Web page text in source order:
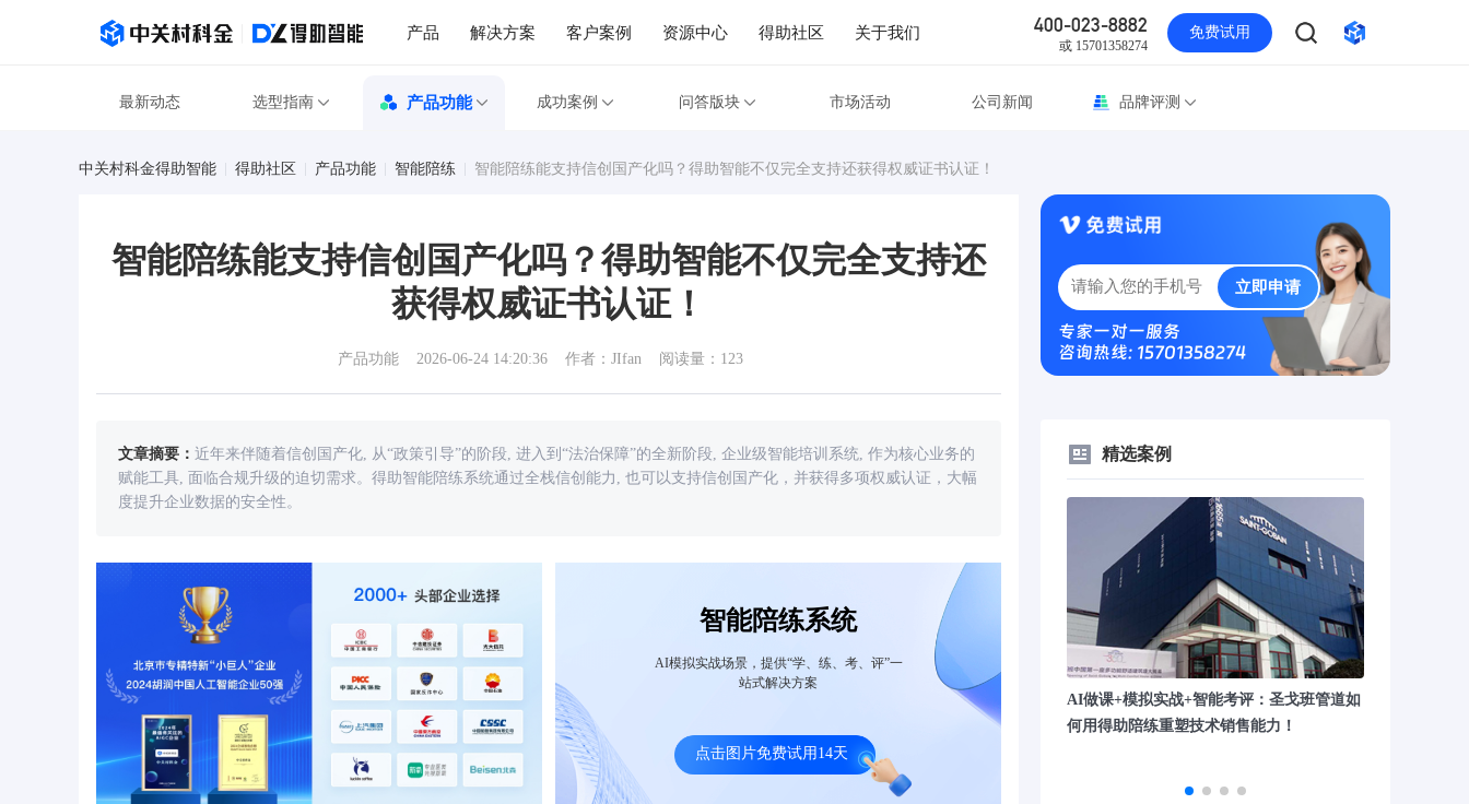
产品 解决方案 客户案例 资源中心 得助社区 关于我们 400-023-8882
或 15701358274
免费试用
最新动态 选型指南 产品功能 成功案例 问答版块 市场活动 公司新闻 品牌评测
中关村科金得助智能 得助社区 产品功能 智能陪练 智能陪练能支持信创国产化吗？得助智能不仅完全支持还获得权威证书认证！
智能陪练能支持信创国产化吗？得助智能不仅完全支持还
获得权威证书认证！
产品功能 2026-06-24 14:20:36 作者：JIfan 阅读量：123
文章摘要： 近年来伴随着信创国产化, 从“政策引导”的阶段, 进入到“法治保障”的全新阶段, 企业级智能培训系统, 作为核心业务的
赋能工具, 面临合规升级的迫切需求。得助智能陪练系统通过全栈信创能力, 也可以支持信创国产化，并获得多项权威认证，大幅
度提升企业数据的安全性。
智能陪练系统
AI模拟实战场景，提供“学、练、考、评”一
站式解决方案
点击图片免费试用14天
立即申请
专家一对一服务
咨询热线: 15701358274
精选案例
能考评：圣戈班管道如
新人上岗快 42%！AI 陪练助享佳健康解决
银发电销 50% 产品介绍错漏难题
智能陪练驱动广州银行信用卡中心培训效率
和业务提升
携手中信建投证券打造大模型智能陪练平
台，获取知识效率提升50%+，展业成功率
提升15%
AI做课+模拟实战+智能考评：圣戈班管道如
何用得助陪练重塑技术销售能力！